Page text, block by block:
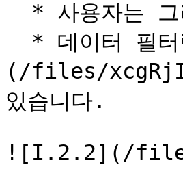
(/files/
있습니다.
![I.2.2](/files/